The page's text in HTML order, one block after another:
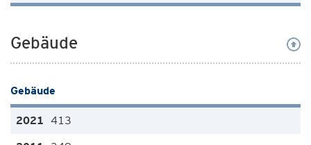
Gebäude
Gebäude
413